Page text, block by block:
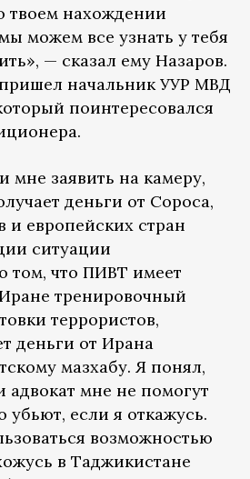
твоем нахождении
можем все узнать у тебя
— сказал ему Назаров.
начальник УУР МВД
поинтересовался
заявить на камеру,
деньги от Сороса,
и европейских стран
ситуации
том, что ПИВТ имеет
тренировочный
террористов,
деньги от Ирана
мазхабу. Я понял,
адвокат мне не помогут
убьют, если я откажусь.
возможностью
в Таджикистане